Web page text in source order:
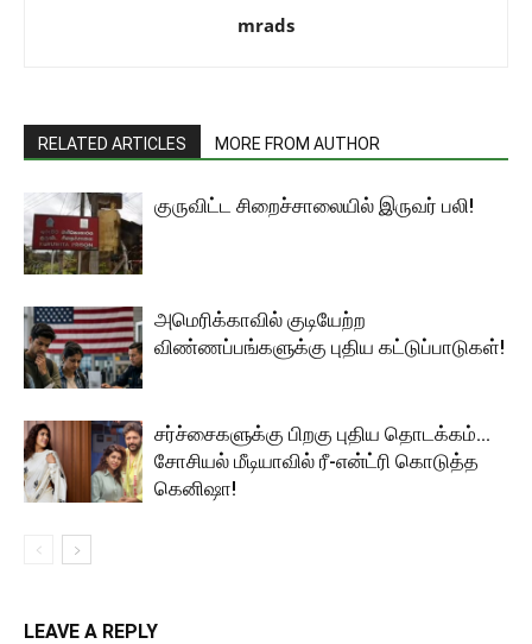
mrads
RELATED ARTICLES MORE FROM AUTHOR
குருவிட்ட சிறைச்சாலையில் இருவர் பலி!
அமெரிக்காவில் குடியேற்ற
விண்ணப்பங்களுக்கு புதிய கட்டுப்பாடுகள்!
சர்ச்சைகளுக்கு பிறகு புதிய தொடக்கம்…
சோசியல் மீடியாவில் ரீ-என்ட்ரி கொடுத்த
கெனிஷா!
LEAVE A REPLY